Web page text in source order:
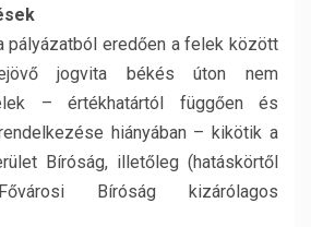
pályázatból eredően a felek között
jogvita békés úton nem
– értékhatártól függően és
hiányában – kikötik a
Bíróság, illetőleg (hatáskörtől
Bíróság kizárólagos